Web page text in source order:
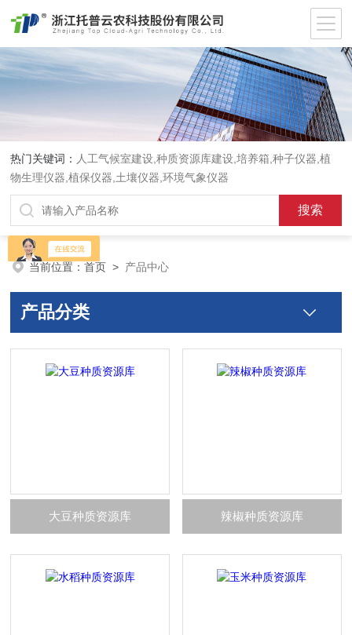
热门关键词： 人工气候室建设,种质资源库建设,培养箱,种子仪器,植
物生理仪器,植保仪器,土壤仪器,环境气象仪器
当前位置：首页 > 产品中心
产品分类
大豆种质资源库 辣椒种质资源库